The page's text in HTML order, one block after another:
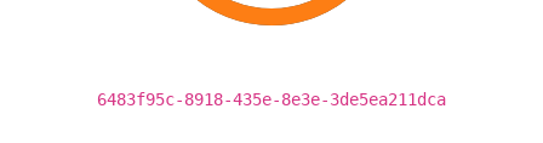
6483f95c-8918-435e-8e3e-3de5ea211dca